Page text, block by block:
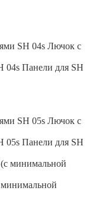
Лючок с
Панели для SH
Лючок с
Панели для SH